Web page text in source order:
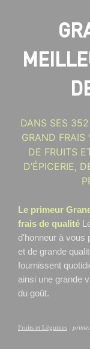
DANS SES
GRAND FRAIS
DE FRUITS
D’ÉPICERIE,
Le primeur
frais de qualité
d'honneur à vous
et de grande
fournissent
ainsi une grande
du goût.
Fruits et Légumes :